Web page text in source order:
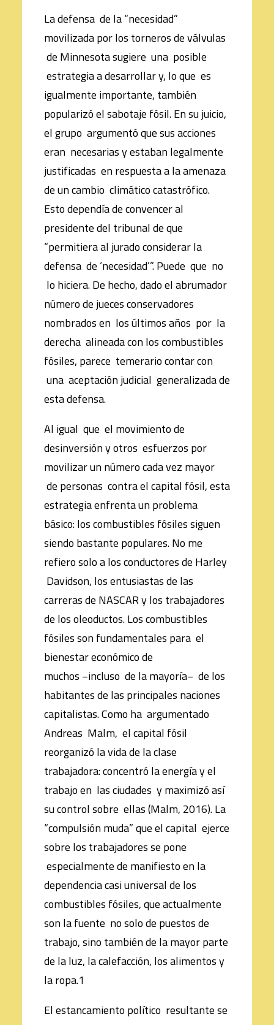
La defensa de la “necesidad”
movilizada por los torneros de válvulas
de Minnesota sugiere una posible
estrategia a desarrollar y, lo que es
igualmente importante, también
popularizó el sabotaje fósil. En su juicio,
el grupo argumentó que sus acciones
eran necesarias y estaban legalmente
justificadas en respuesta a la amenaza
de un cambio climático catastrófico.
Esto dependía de convencer al
presidente del tribunal de que
“permitiera al jurado considerar la
defensa de ‘necesidad’”. Puede que no
lo hiciera. De hecho, dado el abrumador
número de jueces conservadores
nombrados en los últimos años por la
derecha alineada con los combustibles
fósiles, parece temerario contar con
una aceptación judicial generalizada de
esta defensa.
Al igual que el movimiento de
desinversión y otros esfuerzos por
movilizar un número cada vez mayor
de personas contra el capital fósil, esta
estrategia enfrenta un problema
básico: los combustibles fósiles siguen
siendo bastante populares. No me
refiero solo a los conductores de Harley
Davidson, los entusiastas de las
carreras de NASCAR y los trabajadores
de los oleoductos. Los combustibles
fósiles son fundamentales para el
bienestar económico de
muchos −incluso de la mayoría− de los
habitantes de las principales naciones
capitalistas. Como ha argumentado
Andreas Malm, el capital fósil
reorganizó la vida de la clase
trabajadora: concentró la energía y el
trabajo en las ciudades y maximizó así
su control sobre ellas (Malm, 2016). La
“compulsión muda” que el capital ejerce
sobre los trabajadores se pone
especialmente de manifiesto en la
dependencia casi universal de los
combustibles fósiles, que actualmente
son la fuente no solo de puestos de
trabajo, sino también de la mayor parte
de la luz, la calefacción, los alimentos y
la ropa.1
El estancamiento político resultante se